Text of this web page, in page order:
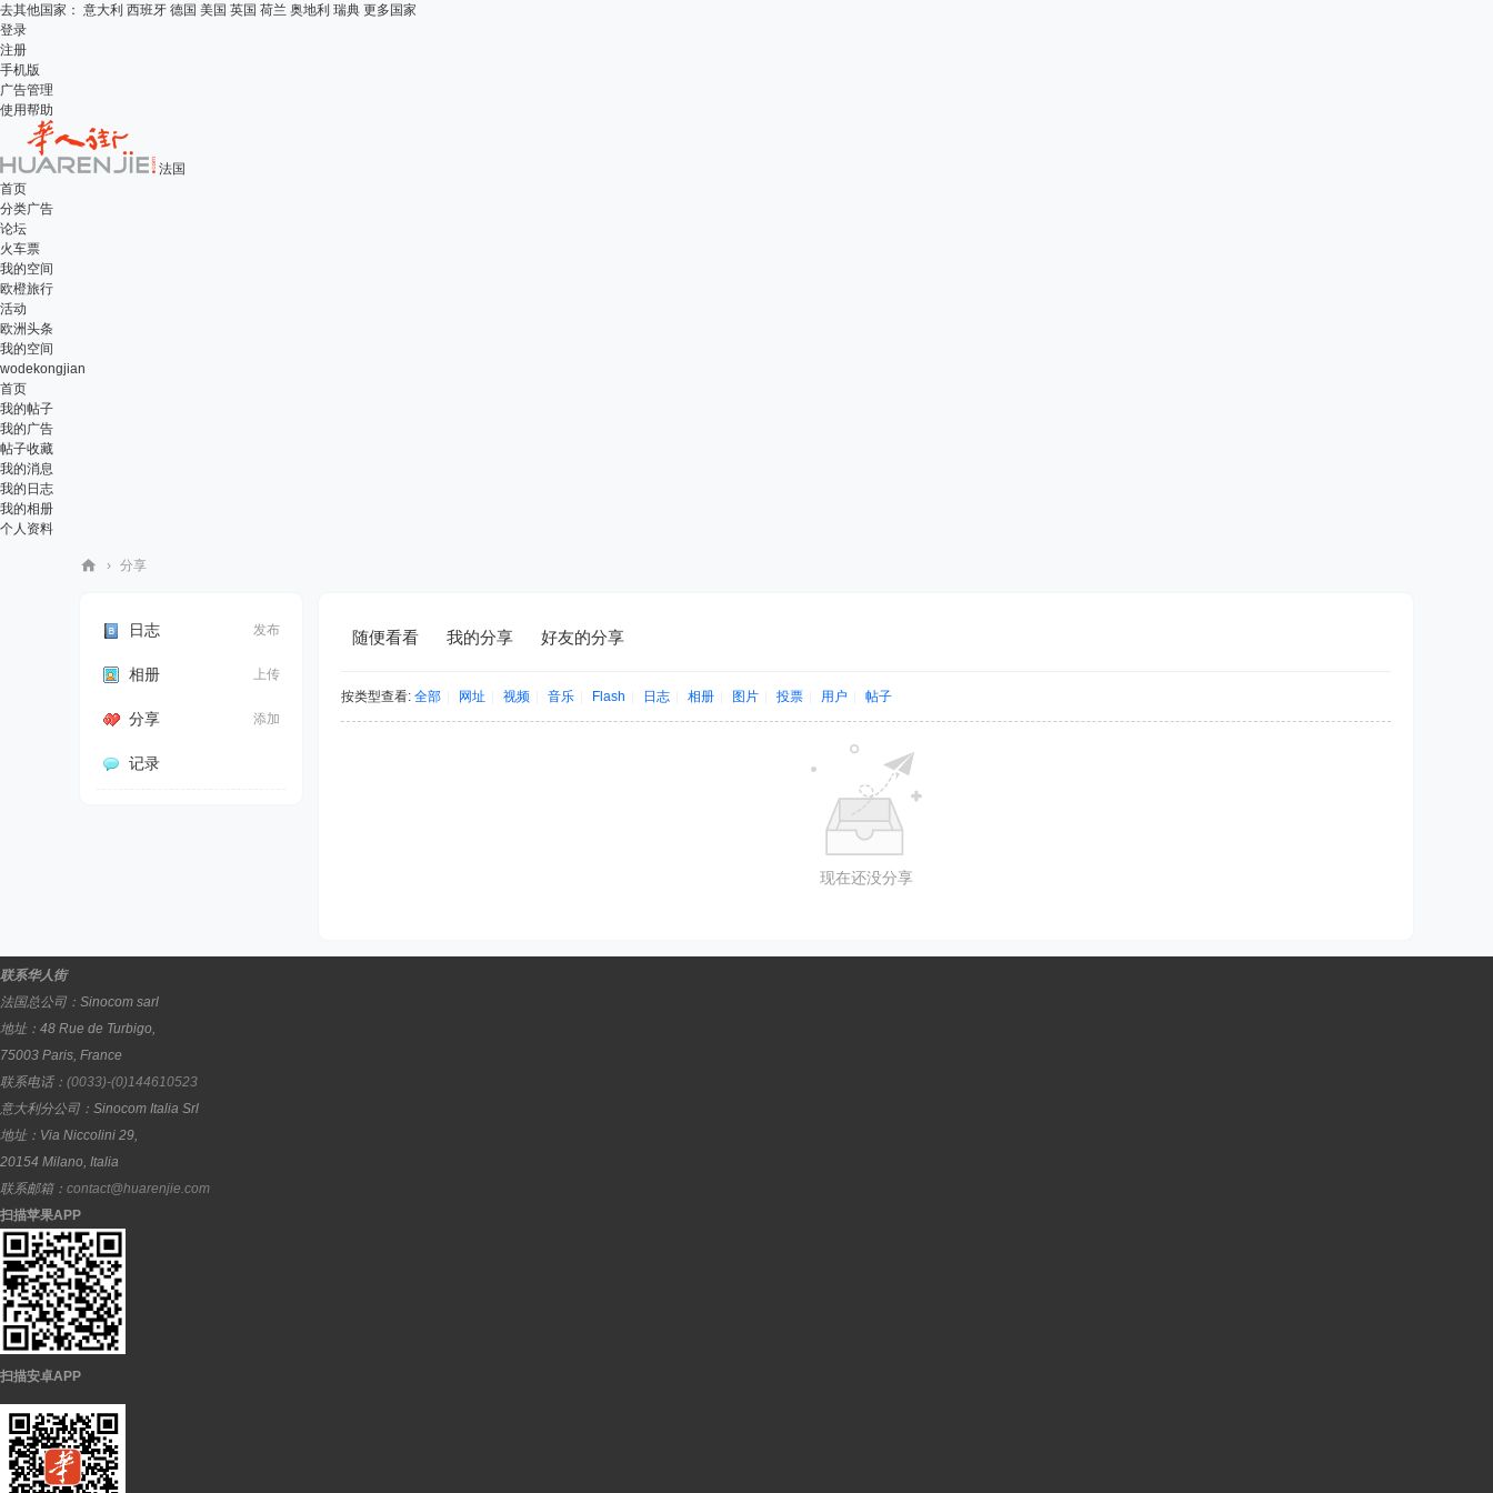
去其他国家： 意大利 西班牙 德国 美国 英国 荷兰 奥地利 瑞典 更多国家
登录
注册
手机版
广告管理
使用帮助
法国
首页
分类广告
论坛
火车票
我的空间
欧橙旅行
活动
欧洲头条
我的空间
wodekongjian
首页
我的帖子
我的广告
帖子收藏
我的消息
我的日志
我的相册
个人资料
› 分享
发布
日志
上传
相册
添加
分享
记录
随便看看 我的分享 好友的分享
按类型查看: 全部 网址 视频 音乐 Flash 日志 相册 图片 投票 用户 帖子
现在还没分享
联系华人街
法国总公司： Sinocom sarl
地址： 48 Rue de Turbigo,
75003 Paris, France
联系电话： (0033)-(0)144610523
意大利分公司： Sinocom Italia Srl
地址： Via Niccolini 29,
20154 Milano, Italia
联系邮箱： contact@huarenjie.com
扫描苹果APP
扫描安卓APP